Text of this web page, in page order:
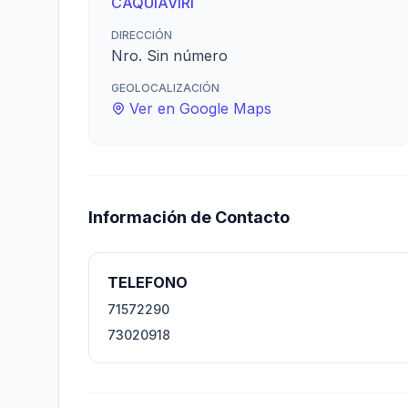
DIRECCIÓN
Nro. Sin número
GEOLOCALIZACIÓN
Ver en Google Maps
Información de Contacto
TELEFONO
71572290
73020918